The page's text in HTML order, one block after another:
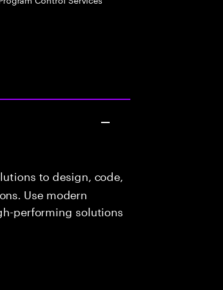
to design, code,
Use modern
performing solutions